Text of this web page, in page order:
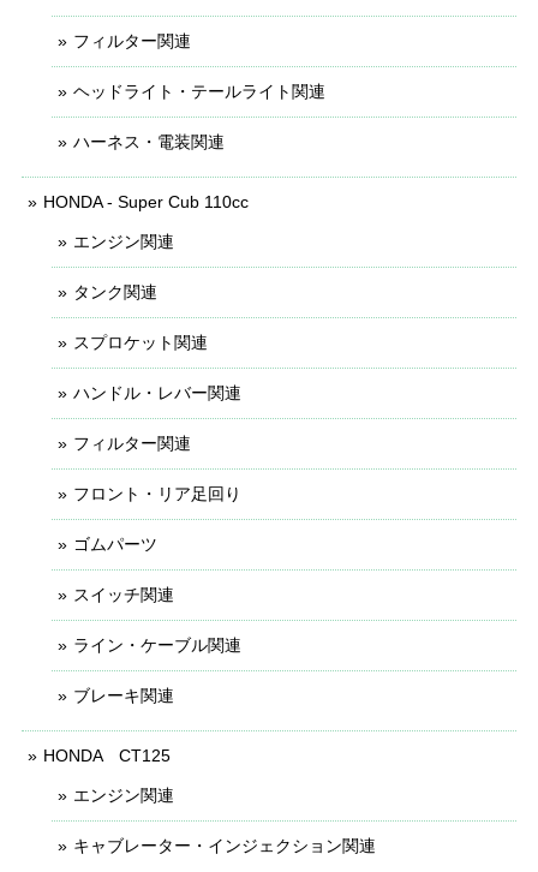
フィルター関連
ヘッドライト・テールライト関連
ハーネス・電装関連
HONDA - Super Cub 110cc
エンジン関連
タンク関連
スプロケット関連
ハンドル・レバー関連
フィルター関連
フロント・リア足回り
ゴムパーツ
スイッチ関連
ライン・ケーブル関連
ブレーキ関連
HONDA CT125
エンジン関連
キャブレーター・インジェクション関連